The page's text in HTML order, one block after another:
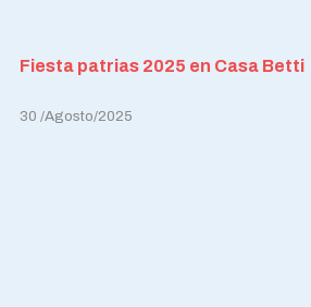
Fiesta patrias 2025 en Casa Betti
30 /Agosto/2025